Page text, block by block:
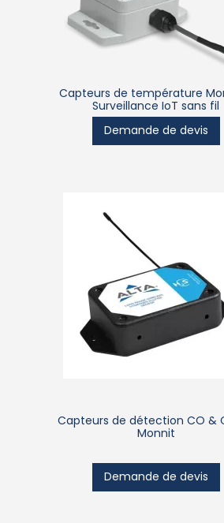
Capteurs de température
Surveillance IoT sans fil
Demande de devis
Capteurs de détection CO &
Monnit
Demande de devis